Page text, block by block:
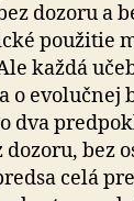
dozoru a
použitie
každá
o evolučnej
dva
dozoru, bez
celá